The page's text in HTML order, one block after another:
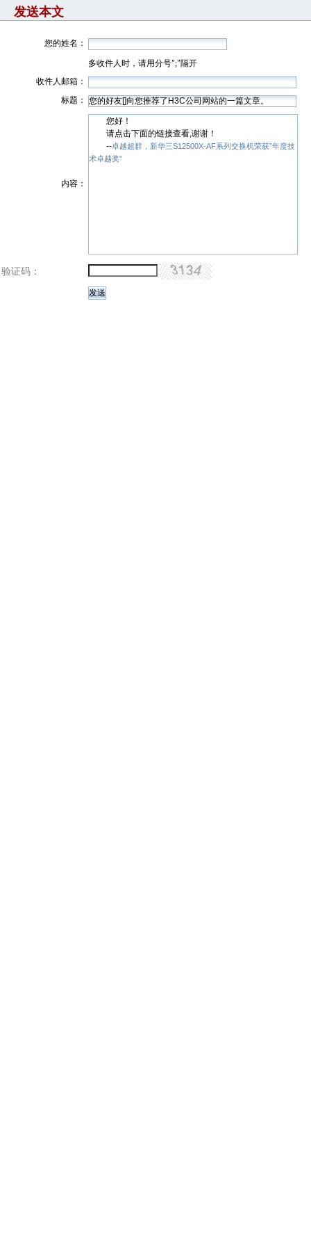
发送本文
您的姓名：
多收件人时，请用分号";"隔开
收件人邮箱：
标题：
内容：
您好！
请点击下面的链接查看,谢谢！
--卓越超群，新华三S12500X-AF系列交换机荣获”年度技
术卓越奖”
验证码：